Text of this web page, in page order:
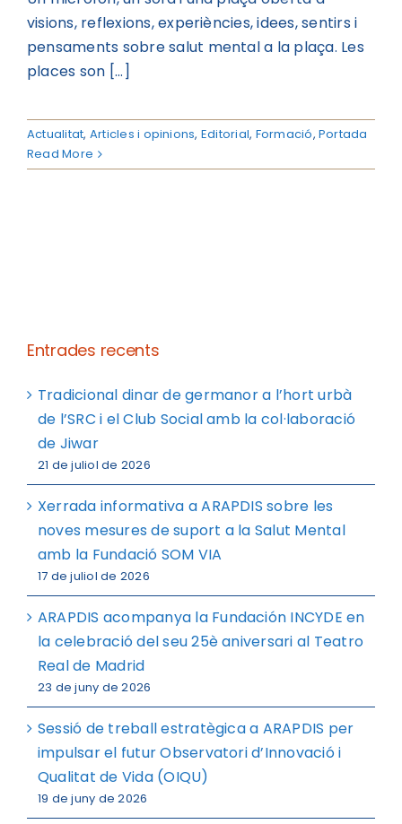
visions, reflexions, experiències, idees, sentirs i
pensaments sobre salut mental a la plaça. Les
places son [...]
Actualitat, Articles i opinions, Editorial, Formació, Portada
Read More
Entrades recents
Tradicional dinar de germanor a l’hort urbà
de l’SRC i el Club Social amb la col·laboració
de Jiwar
21 de juliol de 2026
Xerrada informativa a ARAPDIS sobre les
noves mesures de suport a la Salut Mental
amb la Fundació SOM VIA
17 de juliol de 2026
ARAPDIS acompanya la Fundación INCYDE en
la celebració del seu 25è aniversari al Teatro
Real de Madrid
23 de juny de 2026
Sessió de treball estratègica a ARAPDIS per
impulsar el futur Observatori d’Innovació i
Qualitat de Vida (OIQU)
19 de juny de 2026